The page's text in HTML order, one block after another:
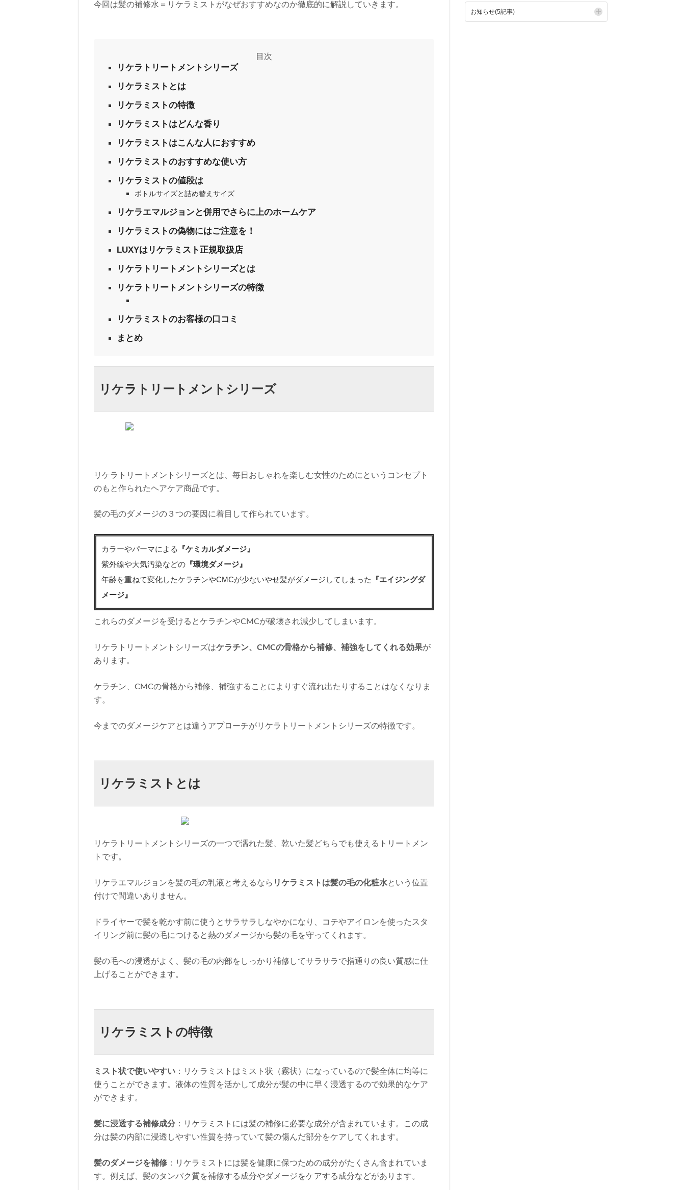
今回は髪の補修水＝リケラミストがなぜおすすめなのか徹底的に解説していきます。
リケラトリートメントシリーズ
リケラミストとは
リケラミストの特徴
リケラミストはどんな香り
リケラミストはこんな人におすすめ
リケラミストのおすすめな使い方
リケラミストの値段は
ボトルサイズと詰め替えサイズ
リケラエマルジョンと併用でさらに上のホームケア
リケラミストの偽物にはご注意を！
LUXYはリケラミスト正規取扱店
リケラトリートメントシリーズとは
リケラトリートメントシリーズの特徴
リケラミストのお客様の口コミ
まとめ
リケラトリートメントシリーズ
リケラトリートメントシリーズとは、毎日おしゃれを楽しむ女性のためにというコンセプト
のもと作られたヘアケア商品です。
髪の毛のダメージの３つの要因に着目して作られています。
カラーやパーマによる
『ケミカルダメージ』
紫外線や大気汚染などの 『環境ダメージ』
年齢を重ねて変化したケラチンやCMCが少ないやせ髪がダメージしてしまった
『エイジングダ
メージ』
これらのダメージを受けるとケラチンやCMCが破壊され減少してしまいます。
リケラトリートメントシリーズはケラチン、CMCの骨格から補修、補強をしてくれる効果が
あります。
ケラチン、CMCの骨格から補修、補強することによりすぐ流れ出たりすることはなくなりま
す。
今までのダメージケアとは違うアプローチがリケラトリートメントシリーズの特徴です。
リケラミストとは
リケラトリートメントシリーズの一つで濡れた髪、乾いた髪どちらでも使えるトリートメン
トです。
リケラエマルジョンを髪の毛の乳液と考えるなら リケラミストは髪の毛の化粧水という位置
付けで間違いありません。
ドライヤーで髪を乾かす前に使うとサラサラしなやかになり、コテやアイロンを使ったスタ
イリング前に髪の毛につけると熱のダメージから髪の毛を守ってくれます。
髪の毛への浸透がよく、髪の毛の内部をしっかり補修してサラサラで指通りの良い質感に仕
上げることができます。
リケラミストの特徴
ミスト状で使いやすい ：リケラミストはミスト状（霧状）になっているので髪全体に均等に
使うことができます。液体の性質を活かして成分が髪の中に早く浸透するので効果的なケア
ができます。
髪に浸透する補修成分 ：リケラミストには髪の補修に必要な成分が含まれています。この成
分は髪の内部に浸透しやすい性質を持っていて髪の傷んだ部分をケアしてくれます。
髪のダメージを補修 ：リケラミストには髪を健康に保つための成分がたくさん含まれていま
す。例えば、髪のタンパク質を補修する成分やダメージをケアする成分などがあります。
お知らせ(5記事)